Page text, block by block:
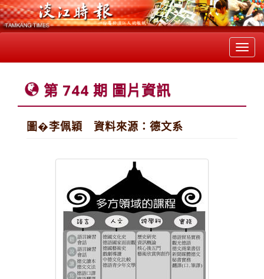
第 744 期 圖片資訊
圖�李佩穎 資料來源：德文系